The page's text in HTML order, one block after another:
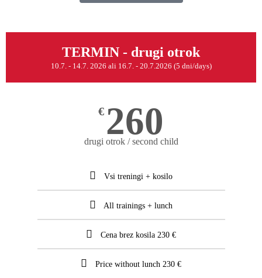
TERMIN - drugi otrok
10.7. - 14.7. 2026 ali 16.7. - 20.7.2026 (5 dni/days)
€ 260
drugi otrok / second child
Vsi treningi + kosilo
All trainings + lunch
Cena brez kosila 230 €
Price without lunch 230 €